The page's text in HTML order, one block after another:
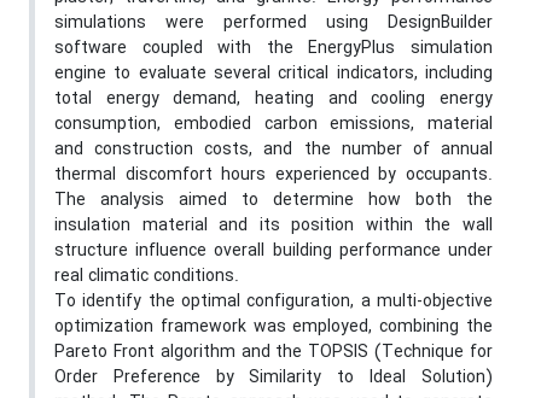
simulations were performed using DesignBuilder
software coupled with the EnergyPlus simulation
engine to evaluate several critical indicators, including
total energy demand, heating and cooling energy
consumption, embodied carbon emissions, material
and construction costs, and the number of annual
thermal discomfort hours experienced by occupants.
The analysis aimed to determine how both the
insulation material and its position within the wall
structure influence overall building performance under
real climatic conditions.
To identify the optimal configuration, a multi-objective
optimization framework was employed, combining the
Pareto Front algorithm and the TOPSIS (Technique for
Order Preference by Similarity to Ideal Solution)